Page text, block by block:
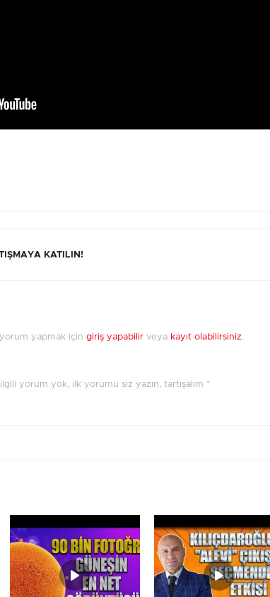
KATILIN!
yapmak için giriş yapabilir veya kayıt olabilirsiniz.
yorum yok, ilk yorumu siz yazın, tartışalım *